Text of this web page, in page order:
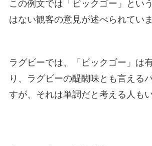
この例文では「ピックゴー」とい
はない観客の意見が述べられていま
ラグビーでは、「ピックゴー」は
り、ラグビーの醍醐味とも言える
すが、それは単調だと考える人も